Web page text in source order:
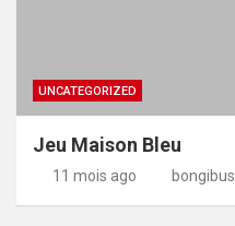
UNCATEGORIZED
Jeu Maison Bleu
11 mois ago bongibus